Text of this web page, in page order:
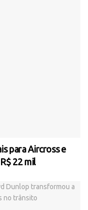
para Aircross e
22 mil